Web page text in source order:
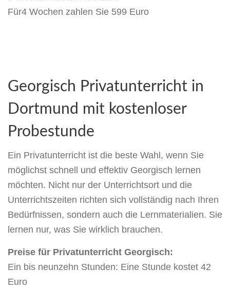
Für4 Wochen zahlen Sie 599 Euro
Georgisch Privatunterricht in
Dortmund mit kostenloser
Probestunde
Ein Privatunterricht ist die beste Wahl, wenn Sie
möglichst schnell und effektiv Georgisch lernen
möchten. Nicht nur der Unterrichtsort und die
Unterrichtszeiten richten sich vollständig nach Ihren
Bedürfnissen, sondern auch die Lernmaterialien. Sie
lernen nur, was Sie wirklich brauchen.
Preise für Privatunterricht Georgisch:
Ein bis neunzehn Stunden: Eine Stunde kostet 42
Euro